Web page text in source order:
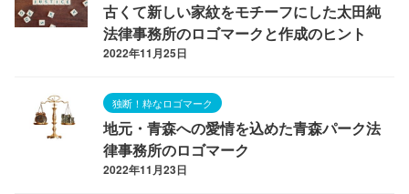
古くて新しい家紋をモチーフにした太田純
法律事務所のロゴマークと作成のヒント
2022年11月25日
独断！粋なロゴマーク
地元・青森への愛情を込めた青森パーク法
律事務所のロゴマーク
2022年11月23日